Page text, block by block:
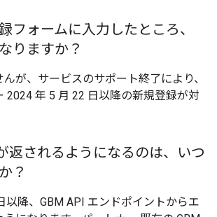
フォームに入力したところ、
りますか？
が、サービスのサポート終了により、
2024 年 5 月 22 日以降の新規登録が対
返されるようになるのは、いつ
？
以降、GBM API エンドポイントからエ